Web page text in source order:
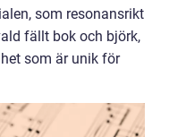
som resonansrikt
fällt bok och björk,
som är unik för